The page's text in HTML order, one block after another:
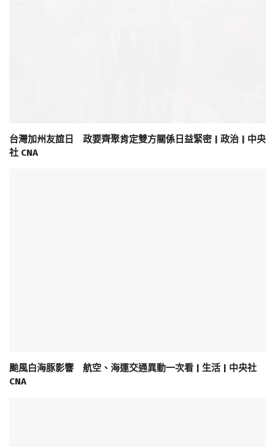
台灣加州友誼日 政要齊聚肯定雙方關係日益緊密 | 政治 | 中央
社 CNA
颱風白海豚影響 航空、海運交通異動一次看 | 生活 | 中央社
CNA